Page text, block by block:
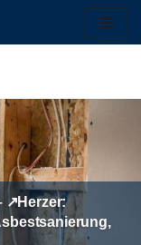
↗️Herzer: